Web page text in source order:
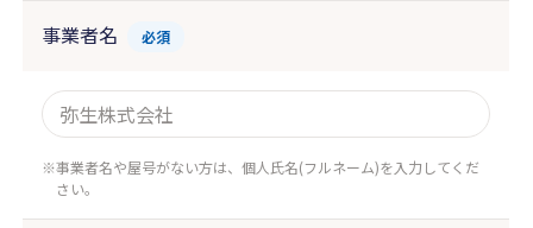
事業者名 必須
事業者名や屋号がない方は、個人氏名(フルネーム)を入力してくだ
さい。